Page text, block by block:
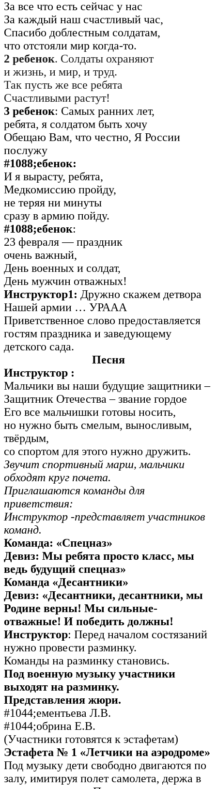
За все что есть сейчас у нас
За каждый наш счастливый час,
Спасибо доблестным солдатам,
что отстояли мир когда-то.
2 ребенок. Солдаты охраняют
и жизнь, и мир, и труд.
Так пусть же все ребята
Счастливыми растут!
3 ребенок: Самых ранних лет,
ребята, я солдатом быть хочу
Обещаю Вам, что честно, Я России
послужу
#1088;ебенок:
И я вырасту, ребята,
Медкомиссию пройду,
не теряя ни минуты
сразу в армию пойду.
#1088;ебенок:
23 февраля — праздник
очень важный,
День военных и солдат,
День мужчин отважных!
Инструктор1: Дружно скажем детвора
Нашей армии … УРААА
Приветственное слово предоставляется
гостям праздника и заведующему
детского сада.
Песня
Инструктор :
Мальчики вы наши будущие защитники –
Защитник Отечества – звание гордое
Его все мальчишки готовы носить,
но нужно быть смелым, выносливым,
твёрдым,
со спортом для этого нужно дружить.
Звучит спортивный марш, мальчики
обходят круг почета.
Приглашаются команды для
приветствия:
Инструктор -представляет участников
команд.
Команда: «Спецназ»
Девиз: Мы ребята просто класс, мы
ведь будущий спецназ»
Команда «Десантники»
Девиз: «Десантники, десантники, мы
Родине верны! Мы сильные-
отважные! И победить должны!
Инструктор: Перед началом состязаний
нужно провести разминку.
Команды на разминку становись.
Под военную музыку участники
выходят на разминку.
Представления жюри.
#1044;ементьева Л.В.
#1044;обрина Е.В.
(Участники готовятся к эстафетам)
Эстафета № 1 «Летчики на аэродроме»
Под музыку дети свободно двигаются по
залу, имитируя полет самолета, держа в